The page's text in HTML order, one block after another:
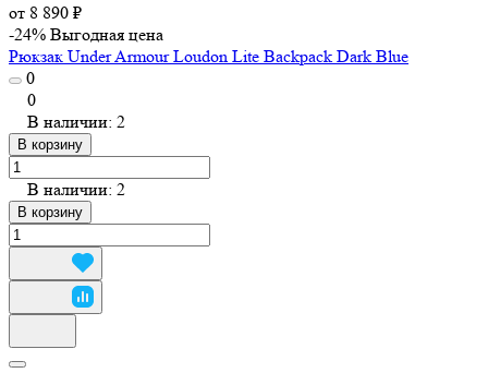
от 8 890 ₽
-24% Выгодная цена
Рюкзак Under Armour Loudon Lite Backpack Dark Blue
0
0
В наличии: 2
В корзину
В наличии: 2
В корзину